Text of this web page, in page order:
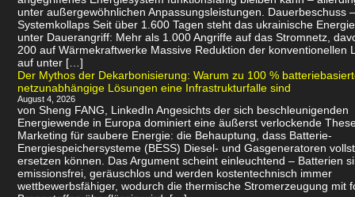
unter außergewöhnlichen Anpassungsleistungen. Dauerbeschuss
Systemkollaps Seit über 1.600 Tagen steht das ukrainische
unter Dauerangriff: Mehr als 1.000 Angriffe auf das Stromnetz,
200 auf Wärmekraftwerke Massive Reduktion der konventionellen
auf unter […]
Der Mythos der Dekarbonisierung: Warum zu 100 %
netzunabhängige Lösungen eine Infrastrukturfalle sind
August 4, 2026
von Sheng FANG, LinkedIn Angesichts der sich beschleunigenden
Energiewende in Europa dominiert eine äußerst verlockende
Marketing für saubere Energie: die Behauptung, dass Batterie-
Energiespeichersysteme (BESS) Diesel- und Gasgeneratoren
ersetzen können. Das Argument scheint einleuchtend – Batterien
emissionsfrei, geräuschlos und werden kostentechnisch immer
wettbewerbsfähiger, wodurch die thermische Stromerzeugung mit